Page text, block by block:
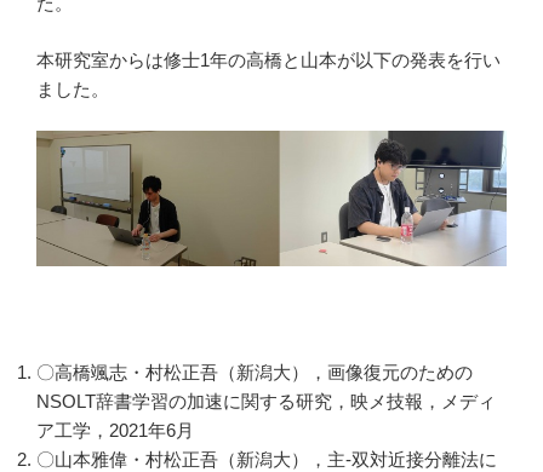
本研究室からは修士1年の高橋と山本が以下の発表を行い
ました。
〇高橋颯志・村松正吾（新潟大），画像復元のための
NSOLT辞書学習の加速に関する研究，映メ技報，メディ
ア工学，2021年6月
〇山本雅偉・村松正吾（新潟大），主-双対近接分離法に